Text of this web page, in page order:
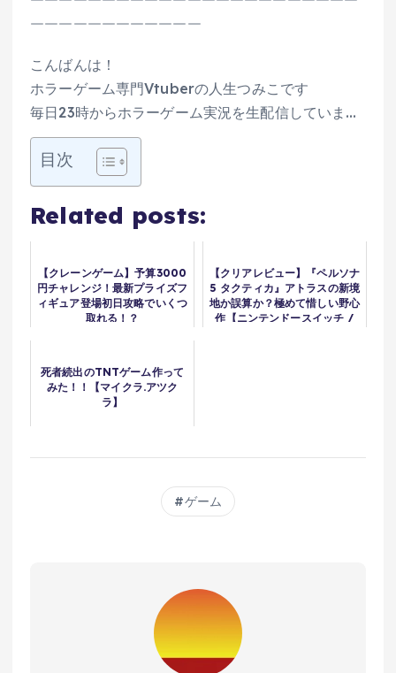
￣￣￣￣￣￣￣￣￣￣￣￣￣￣￣￣￣￣￣￣￣￣￣
￣￣￣￣￣￣￣￣￣￣￣￣
こんばんは！
ホラーゲーム専門Vtuberの人生つみこです
毎日23時からホラーゲーム実況を生配信していま…
目次
Related posts:
【クレーンゲーム】予算3000
円チャレンジ！最新プライズフ
ィギュア登場初日攻略でいくつ
取れる！？
【クリアレビュー】『ペルソナ
5 タクティカ』アトラスの新境
地か誤算か？極めて惜しい野心
作【ニンテンドースイッチ /
死者続出のTNTゲーム作って
みた！！【マイクラ.アツク
ラ】
ゲーム